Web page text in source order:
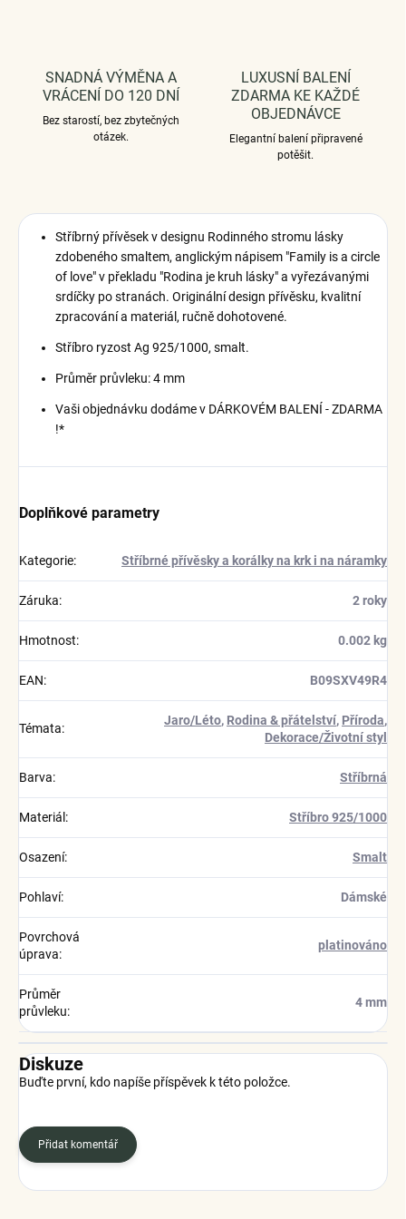
SNADNÁ VÝMĚNA A
VRÁCENÍ DO 120 DNÍ
Bez starostí, bez zbytečných
otázek.
LUXUSNÍ BALENÍ
ZDARMA KE KAŽDÉ
OBJEDNÁVCE
Elegantní balení připravené
potěšit.
Stříbrný přívěsek v designu Rodinného stromu lásky
zdobeného smaltem, anglickým nápisem "Family is a circle
of love" v překladu "Rodina je kruh lásky" a vyřezávanými
srdíčky po stranách. Originální design přívěsku, kvalitní
zpracování a materiál, ručně dohotovené.
Stříbro ryzost Ag 925/1000, smalt.
Průměr průvleku: 4 mm
Vaši objednávku dodáme v DÁRKOVÉM BALENÍ - ZDARMA
!*
Doplňkové parametry
Kategorie: Stříbrné přívěsky a korálky na krk i na náramky
Záruka: 2 roky
Hmotnost: 0.002 kg
EAN: B09SXV49R4
Témata:
Jaro/Léto, Rodina & přátelství, Příroda,
Dekorace/Životní styl
Barva: Stříbrná
Materiál : Stříbro 925/1000
Osazení: Smalt
Pohlaví: Dámské
Povrchová
úprava:
platinováno
Průměr
průvleku:
4 mm
Diskuze
Buďte první, kdo napíše příspěvek k této položce.
Přidat komentář